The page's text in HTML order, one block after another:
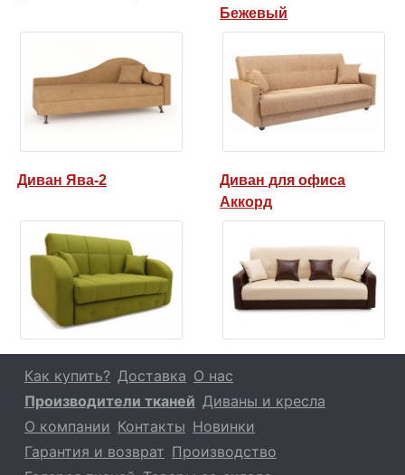
Бежевый
Диван Ява-2
Диван для офиса
Аккорд
Как купить? Доставка О нас
Производители тканей Диваны и кресла
О компании Контакты Новинки
Гарантия и возврат Производство